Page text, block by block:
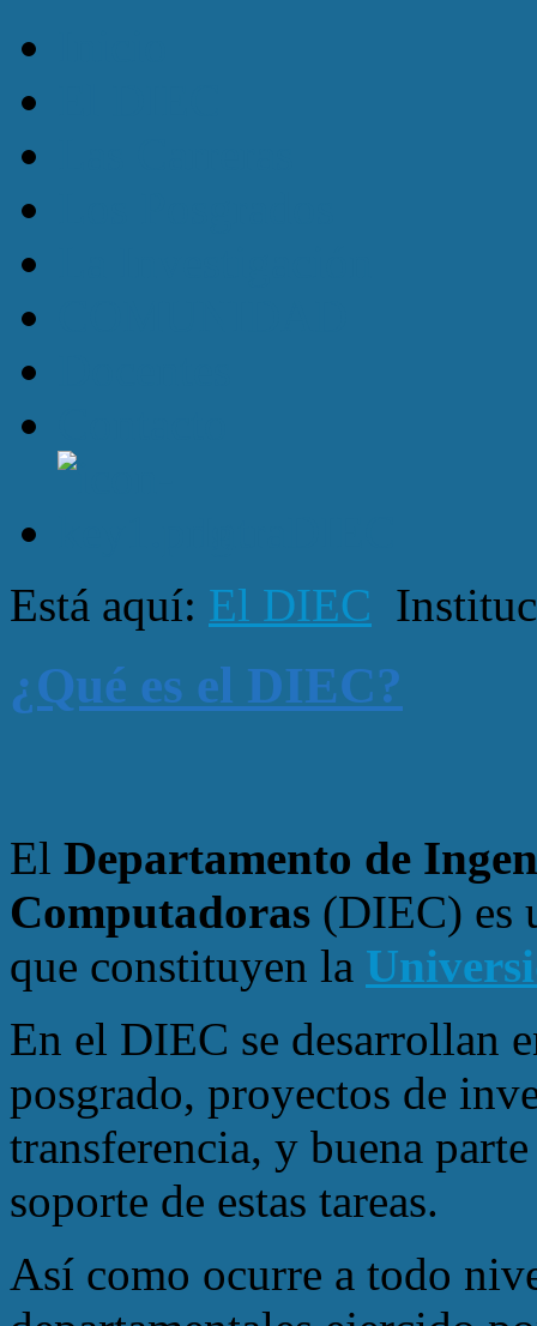
Está aquí: El DIEC
¿Qué es el DIEC?
El Departamento de
Computadoras (DIEC) es
que constituyen la
En el DIEC se desarrollan
posgrado, proyectos de
transferencia, y buena
soporte de estas tareas.
Así como ocurre a todo